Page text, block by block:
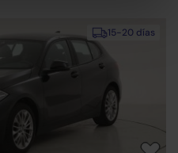
15-20 días